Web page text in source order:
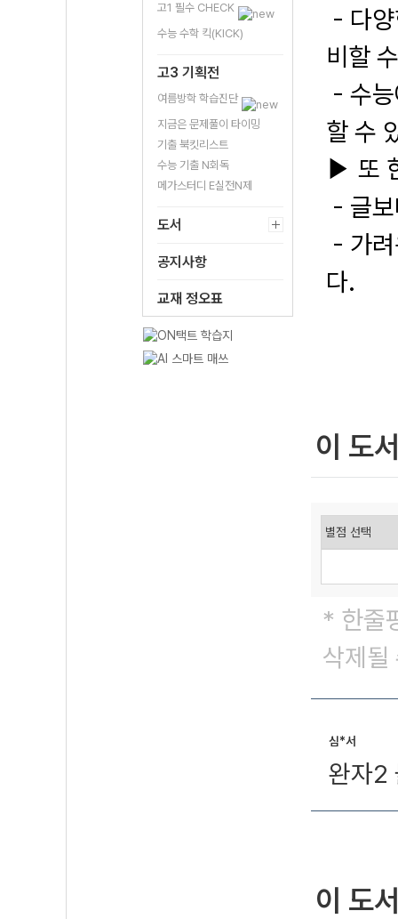
고1 필수 CHECK
수능 수학 킥(KICK)
고3 기획전
여름방학 학습진단
지금은 문제풀이 타이밍
기출 북킷리스트
수능 기출 N회독
메가스터디 E실전N제
도서
공지사항
교재 정오표
- 다
비할
- 수
할 수
▶ 또
- 글
- 가
다.
이 도
* 한줄
삭제될
심*서
완자2
이 도